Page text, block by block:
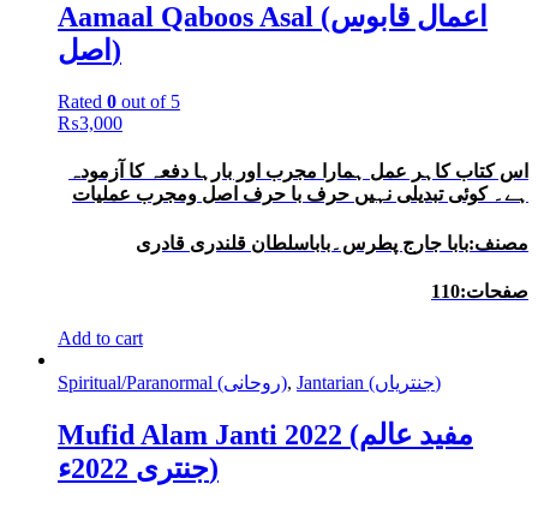
Aamaal Qaboos Asal (اعمال قابوس
اصل)
Rated 0 out of 5
₨3,000
اس کتاب کاہر عمل ہمارا مجرب اور بارہا دفعہ کا آزمودہ
ہے۔ کوئی تبدیلی نہیں حرف با حرف اصل ومجرب عملیات
مصنف:بابا جارج پطرس۔باباسلطان قلندری قادری
صفحات:110
Add to cart
Spiritual/Paranormal (روحانی), Jantarian (جنتریاں)
Mufid Alam Janti 2022 (مفید عالم
جنتری 2022ء)